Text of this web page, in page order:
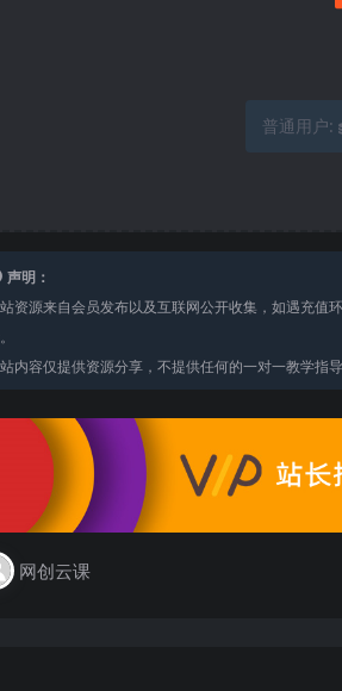
普通用户:
声明：
资源来自会员发布以及互联网公开收集，如遇充值
内容仅提供资源分享，不提供任何的一对一教学指
网创云课